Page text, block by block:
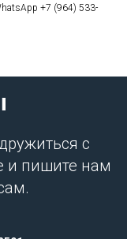
+7 (964) 533-
с
и пишите нам